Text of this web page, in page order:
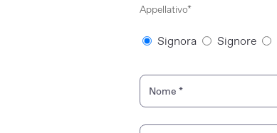
Appellativo*
Signora Signore
Nome *